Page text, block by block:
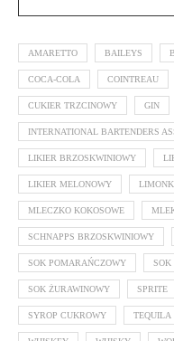
AMARETTO BAILEYS
COCA-COLA COINTREAU
CUKIER TRZCINOWY GIN
INTERNATIONAL BARTENDERS
LIKIER BRZOSKWINIOWY
LIKIER MELONOWY
MLECZKO KOKOSOWE
SCHNAPPS BRZOSKWINIOWY
SOK POMARAŃCZOWY SOK
SOK ŻURAWINOWY SPRITE
SYROP CUKROWY TEQUILA